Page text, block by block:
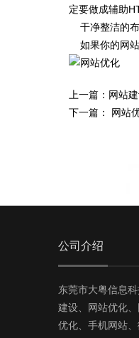
定要做成辅助
干净整洁的
如果你的网站
上一篇： 网站
下一篇： 网站
公司介绍
东莞市大粤信息
建设、网站优化
优化、手机网站